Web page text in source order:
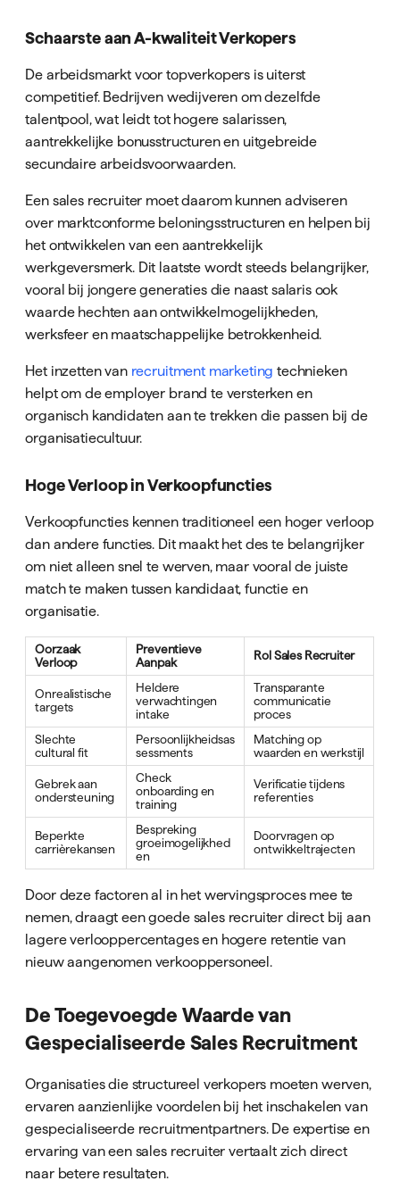
Schaarste aan A-kwaliteit Verkopers
De arbeidsmarkt voor topverkopers is uiterst
competitief. Bedrijven wedijveren om dezelfde
talentpool, wat leidt tot hogere salarissen,
aantrekkelijke bonusstructuren en uitgebreide
secundaire arbeidsvoorwaarden.
Een sales recruiter moet daarom kunnen adviseren
over marktconforme beloningsstructuren en helpen bij
het ontwikkelen van een aantrekkelijk
werkgeversmerk. Dit laatste wordt steeds belangrijker,
vooral bij jongere generaties die naast salaris ook
waarde hechten aan ontwikkelmogelijkheden,
werksfeer en maatschappelijke betrokkenheid.
Het inzetten van recruitment marketing technieken
helpt om de employer brand te versterken en
organisch kandidaten aan te trekken die passen bij de
organisatiecultuur.
Hoge Verloop in Verkoopfuncties
Verkoopfuncties kennen traditioneel een hoger verloop
dan andere functies. Dit maakt het des te belangrijker
om niet alleen snel te werven, maar vooral de juiste
match te maken tussen kandidaat, functie en
organisatie.
Oorzaak
Verloop
Preventieve
Aanpak
Rol Sales Recruiter
Onrealistische
targets
Heldere
verwachtingen
intake
Transparante
communicatie
proces
Slechte
cultural fit
Persoonlijkheidsas
sessments
Matching op
waarden en werkstijl
Gebrek aan
ondersteuning
Check
onboarding en
training
Verificatie tijdens
referenties
Beperkte
carrièrekansen
Bespreking
groeimogelijkhed
en
Doorvragen op
ontwikkeltrajecten
Door deze factoren al in het wervingsproces mee te
nemen, draagt een goede sales recruiter direct bij aan
lagere verlooppercentages en hogere retentie van
nieuw aangenomen verkooppersoneel.
De Toegevoegde Waarde van
Gespecialiseerde Sales Recruitment
Organisaties die structureel verkopers moeten werven,
ervaren aanzienlijke voordelen bij het inschakelen van
gespecialiseerde recruitmentpartners. De expertise en
ervaring van een sales recruiter vertaalt zich direct
naar betere resultaten.